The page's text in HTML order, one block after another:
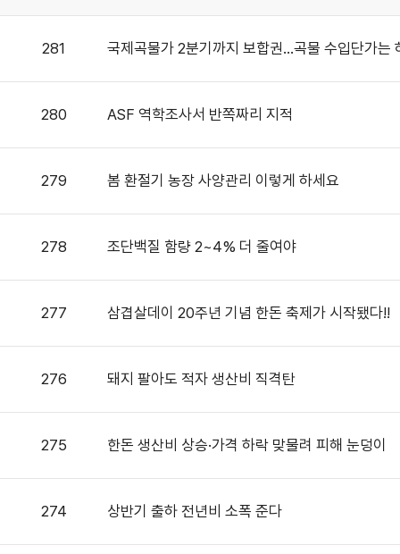
281 국제곡물가 2분기까지 보합권…곡물 수입단가는
280 ASF 역학조사서 반쪽짜리 지적
279 봄 환절기 농장 사양관리 이렇게 하세요
278 조단백질 함량 2~4% 더 줄여야
277 삼겹살데이 20주년 기념 한돈 축제가 시작됐다!!
276 돼지 팔아도 적자 생산비 직격탄
275 한돈 생산비 상승·가격 하락 맞물려 피해 눈덩이
274 상반기 출하 전년비 소폭 준다